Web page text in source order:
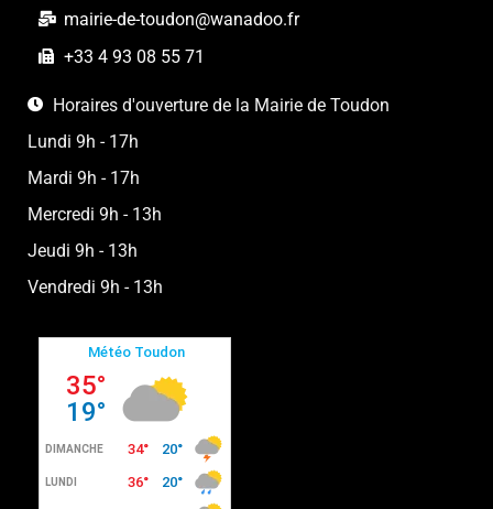
mairie-de-toudon@wanadoo.fr
+33 4 93 08 55 71
Horaires d'ouverture de la Mairie de Toudon
Lundi 9h - 17h
Mardi 9h - 17h
Mercredi 9h - 13h
Jeudi 9h - 13h
Vendredi 9h - 13h